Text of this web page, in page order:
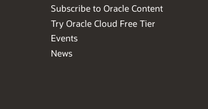
Subscribe to Oracle Content
Try Oracle Cloud Free Tier
Events
News